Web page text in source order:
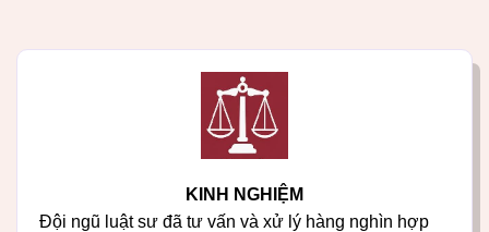
KINH NGHIỆM
Đội ngũ luật sư đã tư vấn và xử lý hàng nghìn hợp